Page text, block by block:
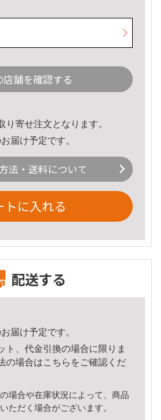
店舗を確認する
り寄せ注文となります。
届け予定です。
法・送料について
トに入れる
配送する
届け予定です。
ト、代金引換の場合に限りま
の場合はこちら をご確認くだ
場合や在庫状況によって、商品
ただく場合がございます。